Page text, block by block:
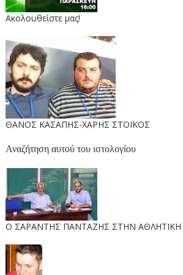
Ακολουθείστε μας!
ΘΑΝΟΣ ΚΑΣΑΠΗΣ-ΧΑΡΗΣ ΣΤΟΙΚΟΣ
Αναζήτηση αυτού του ιστολογίου
O ΣΑΡΑΝΤΗΣ ΠΑΝΤΑΖΗΣ ΣΤΗΝ